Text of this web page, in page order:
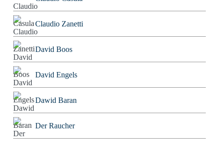
Claudio Zanetti
David Boos
David Engels
Dawid Baran
Der Raucher